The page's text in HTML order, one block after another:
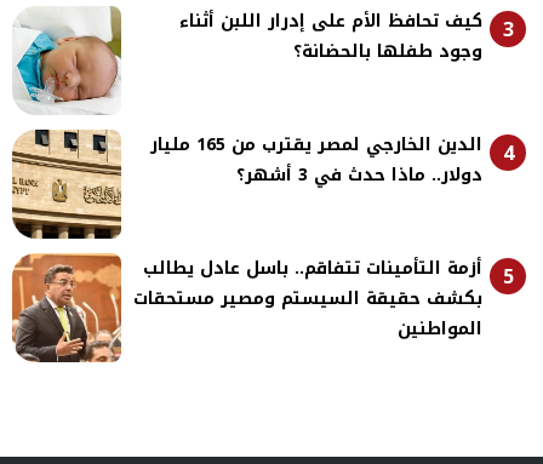
3
كيف تحافظ الأم على إدرار اللبن أثناء
وجود طفلها بالحضانة؟
4
الدين الخارجي لمصر يقترب من 165 مليار
دولار.. ماذا حدث في 3 أشهر؟
5
أزمة التأمينات تتفاقم.. باسل عادل يطالب
بكشف حقيقة السيستم ومصير مستحقات
المواطنين